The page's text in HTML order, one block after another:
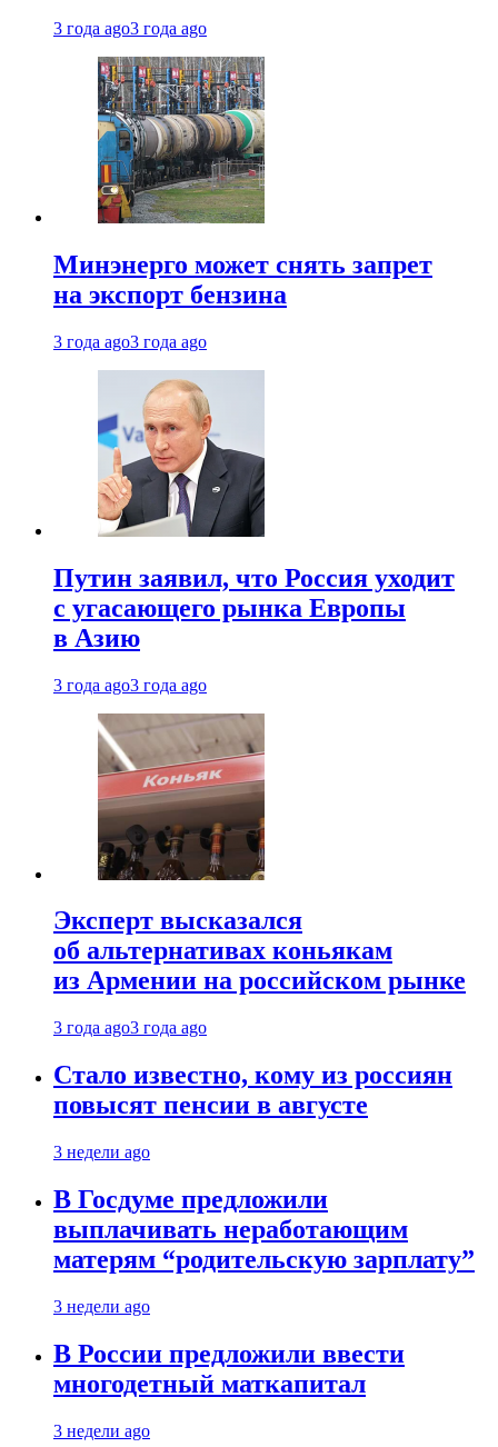
3 года ago3 года ago
Минэнерго может снять запрет
на экспорт бензина
3 года ago3 года ago
Путин заявил, что Россия уходит
с угасающего рынка Европы
в Азию
3 года ago3 года ago
Эксперт высказался
об альтернативах коньякам
из Армении на российском рынке
3 года ago3 года ago
Стало известно, кому из россиян
повысят пенсии в августе
3 недели ago
В Госдуме предложили
выплачивать неработающим
матерям “родительскую зарплату”
3 недели ago
В России предложили ввести
многодетный маткапитал
3 недели ago